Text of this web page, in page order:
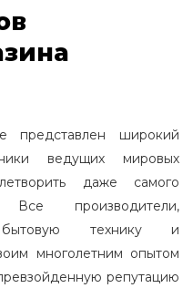
представлен широкий
ведущих мировых
даже самого
Все производители,
технику и
многолетним опытом
репутацию